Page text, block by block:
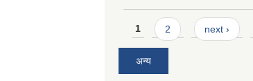
Pages
1 2 next ›
अन्य